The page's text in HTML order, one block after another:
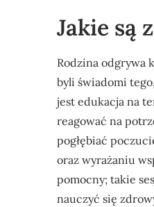
Jakie są
Rodzina odgrywa
byli świadomi
jest edukacja na
reagować na
pogłębiać
oraz wyrażaniu
pomocny; takie
nauczyć się